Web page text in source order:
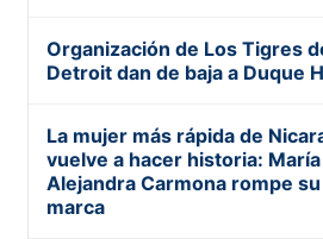
Organización de Los Tigres
Detroit dan de baja a Duque
La mujer más rápida de
vuelve a hacer historia: María
Alejandra Carmona rompe
marca